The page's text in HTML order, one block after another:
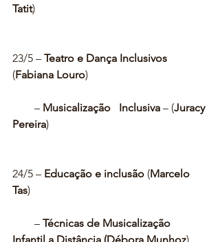
Tatit)
23/5 – Teatro e Dança Inclusivos
(Fabiana Louro)
        –
Musicalização   Inclusiva – (Juracy
Pereira)
24/5 – Educação e inclusão (Marcelo
Tas)
        –
Técnicas de Musicalização